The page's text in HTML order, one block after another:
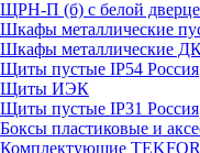
ЩРН-П (б) с белой
Шкафы металлические
Шкафы металлические
Щиты пустые IP54 Россия
Щиты ИЭК
Щиты пустые IP31 Россия
Боксы пластиковые и
Комплектующие TEKFOR